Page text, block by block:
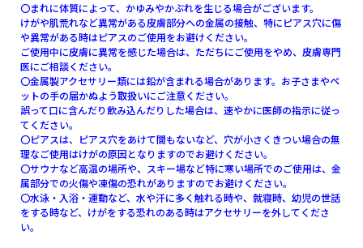
〇まれに体質によって、かゆみやかぶれを生じる場合がございます。
けがや肌荒れなど異常がある皮膚部分への金属の接触、特にピアス穴に傷
や異常がある時はピアスのご使用をお避けください。
ご使用中に皮膚に異常を感じた場合は、ただちにご使用をやめ、皮膚専門
医にご相談ください。
〇金属製アクセサリー類には鉛が含まれる場合があります。お子さまやペ
ットの手の届かぬよう取扱いにご注意ください。
誤って口に含んだり飲み込んだりした場合は、速やかに医師の指示に従っ
てください。
〇ピアスは、ピアス穴をあけて間もないなど、穴が小さくきつい場合の無
理なご使用はけがの原因となりますのでお避けください。
〇サウナなど高温の場所や、スキー場など特に寒い場所でのご使用は、金
属部分での火傷や凍傷の恐れがありますのでお避けください。
〇水泳・入浴・運動など、水や汗に多く触れる時や、就寝時、幼児の世話
をする時など、けがをする恐れのある時はアクセサリーを外してくださ
い。